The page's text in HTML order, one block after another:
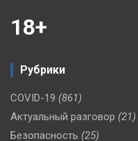
18+
Рубрики
COVID-19 (861)
Актуальный разговор (21)
Безопасность (25)